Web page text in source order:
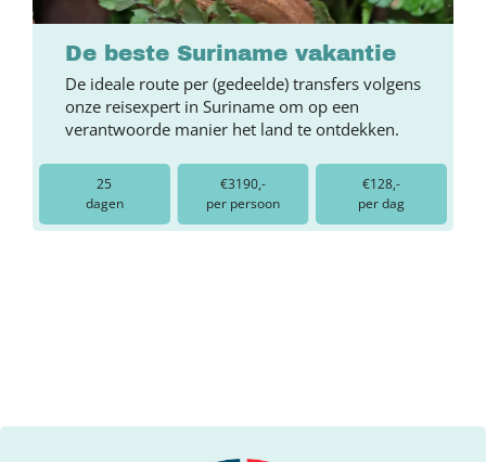
De beste Suriname vakantie
De ideale route per (gedeelde) transfers volgens
onze reisexpert in Suriname om op een
verantwoorde manier het land te ontdekken.
25
dagen
€3190,-
per persoon
€128,-
per dag